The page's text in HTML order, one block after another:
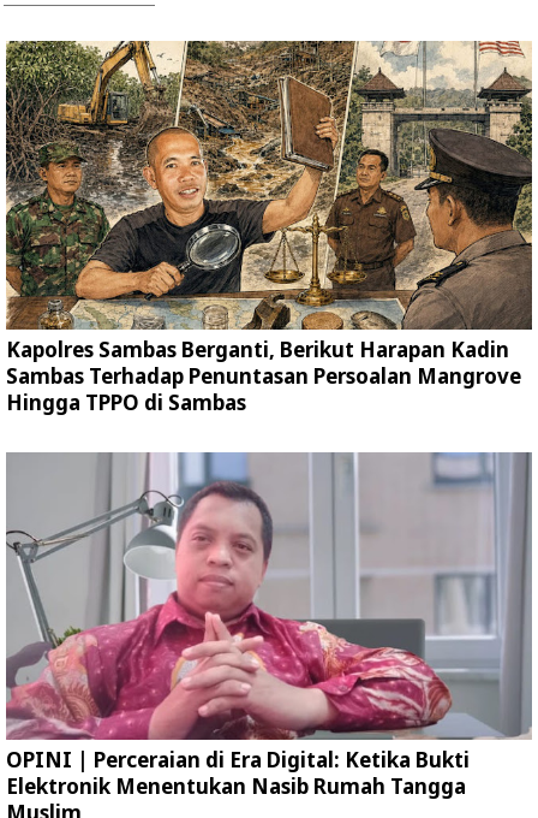
Kapolres Sambas Berganti, Berikut Harapan Kadin
Sambas Terhadap Penuntasan Persoalan Mangrove
Hingga TPPO di Sambas
OPINI | Perceraian di Era Digital: Ketika Bukti
Elektronik Menentukan Nasib Rumah Tangga